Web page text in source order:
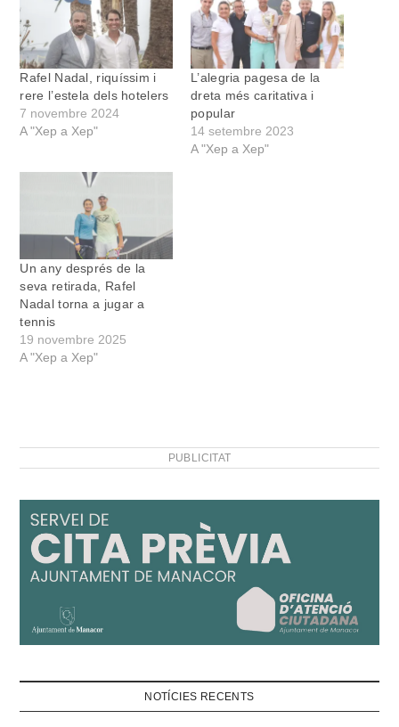
Rafel Nadal, riquíssim i
rere l’estela dels hotelers
7 novembre 2024
A "Xep a Xep"
L’alegria pagesa de la
dreta més caritativa i
popular
14 setembre 2023
A "Xep a Xep"
Un any després de la
seva retirada, Rafel
Nadal torna a jugar a
tennis
19 novembre 2025
A "Xep a Xep"
PUBLICITAT
NOTÍCIES RECENTS